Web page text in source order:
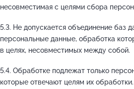
несовместимая с целями сбора
5.3. Не допускается объединение баз
персональные данные, обработка
в целях, несовместимых между собой.
5.4. Обработке подлежат только
которые отвечают целям их обработки.